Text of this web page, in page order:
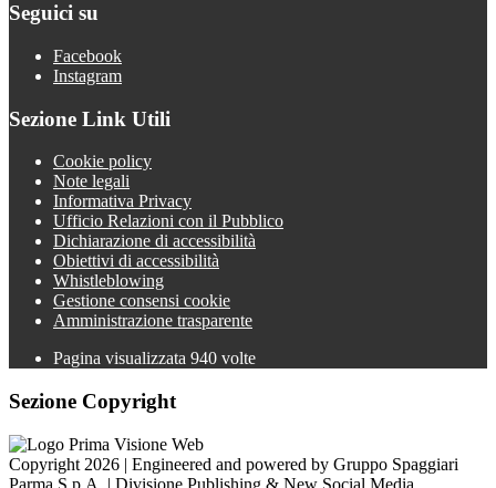
Seguici su
Facebook
Instagram
Sezione Link Utili
Cookie policy
Note legali
Informativa Privacy
Ufficio Relazioni con il Pubblico
Dichiarazione di accessibilità
Obiettivi di accessibilità
Whistleblowing
Gestione consensi cookie
Amministrazione trasparente
Pagina visualizzata 940 volte
Sezione Copyright
Copyright 2026 | Engineered and powered by Gruppo Spaggiari
Parma S.p.A. | Divisione Publishing & New Social Media